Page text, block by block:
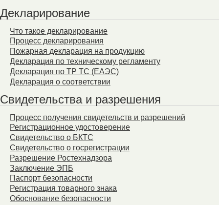
Декларирование
Что такое декларирование
Процесс декларирования
Пожарная декларация на продукцию
Декларация по техническому регламенту
Декларация по ТР ТС (ЕАЭС)
Декларация о соответствии
Свидетельства и разрешения
Процесс получения свидетельств и разрешений
Регистрационное удостоверение
Свидетельство о БКТС
Свидетельство о госрегистрации
Разрешение Ростехнадзора
Заключение ЭПБ
Паспорт безопасности
Регистрация товарного знака
Обоснование безопасности